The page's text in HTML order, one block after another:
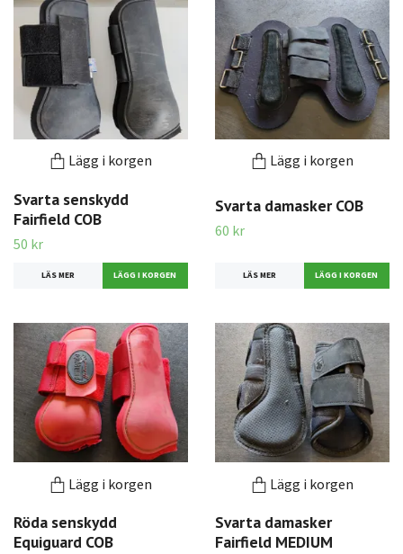
Lägg i korgen
Svarta senskydd
Fairfield COB
50 kr
LÄS MER
Lägg i korgen
Svarta damasker COB
60 kr
LÄS MER
Lägg i korgen
Röda senskydd
Equiguard COB
Lägg i korgen
Svarta damasker
Fairfield MEDIUM